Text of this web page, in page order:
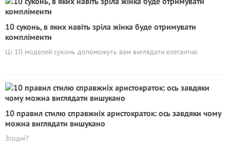
10 суконь, в яких навіть зріла жінка буде отримувати
компліменти
Ці 10 моделей суконь допоможуть вам виглядати елегантно
10 правил стилю справжніх аристократок: ось завдяки чому
можна виглядати вишукано
Згодні?